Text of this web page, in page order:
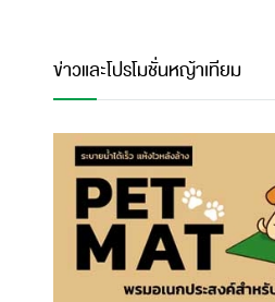
ข่าวและโปรโมชั่นหญ้าเทียม